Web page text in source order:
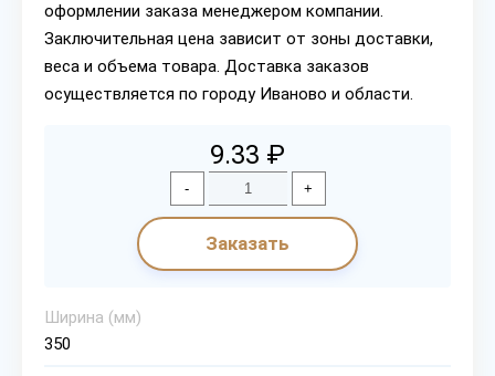
оформлении заказа менеджером компании.
Заключительная цена зависит от зоны доставки,
веса и объема товара. Доставка заказов
осуществляется по городу Иваново и области.
9.33 ₽
- +
Заказать
Ширина (мм)
350